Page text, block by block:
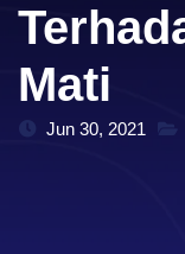
Mati
Jun 30, 2021